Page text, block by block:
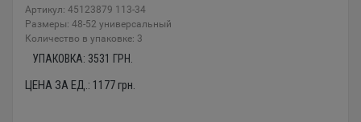
Артикул: 45123879 113-34
Размеры: 48-52 универсальный
Количество в упаковке: 3
УПАКОВКА: 3531 ГРН.
ЦЕНА ЗА ЕД.: 1177грн.